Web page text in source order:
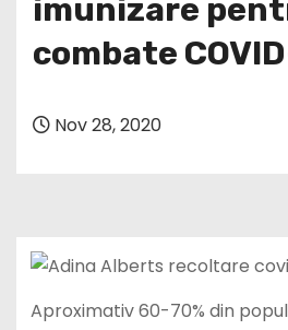
combate
Aproximativ 60-70% din
imunizată împotriva noului